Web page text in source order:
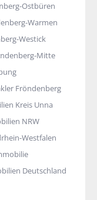
Ostbüren
Warmen
Westick
Mitte
Fröndenberg
Kreis Unna
NRW
Westfalen
Deutschland